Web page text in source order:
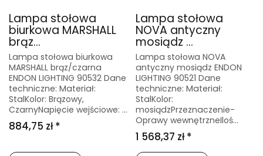
Lampa stołowa
biurkowa MARSHALL
brąz...
Lampa stołowa biurkowa
MARSHALL brąz/czarna
ENDON LIGHTING 90532 Dane
techniczne: Materiał:
StalKolor: Brązowy,
CzarnyNapięcie wejściowe: ...
884,75 zł *
Lampa stołowa
NOVA antyczny
mosiądz ...
Lampa stołowa NOVA
antyczny mosiądz ENDON
LIGHTING 90521 Dane
techniczne: Materiał:
StalKolor:
mosiądzPrzeznaczenie-
Oprawy wewnętrzneIloś...
1 568,37 zł *